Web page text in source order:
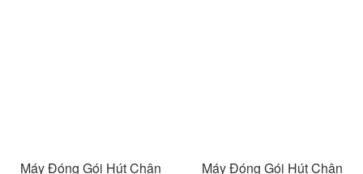
Máy Đóng Gói Hút Chân
Máy Đóng Gói Hút Chân